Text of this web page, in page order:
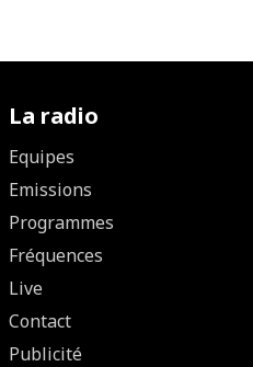
La radio
Equipes
Emissions
Programmes
Fréquences
Live
Contact
Publicité